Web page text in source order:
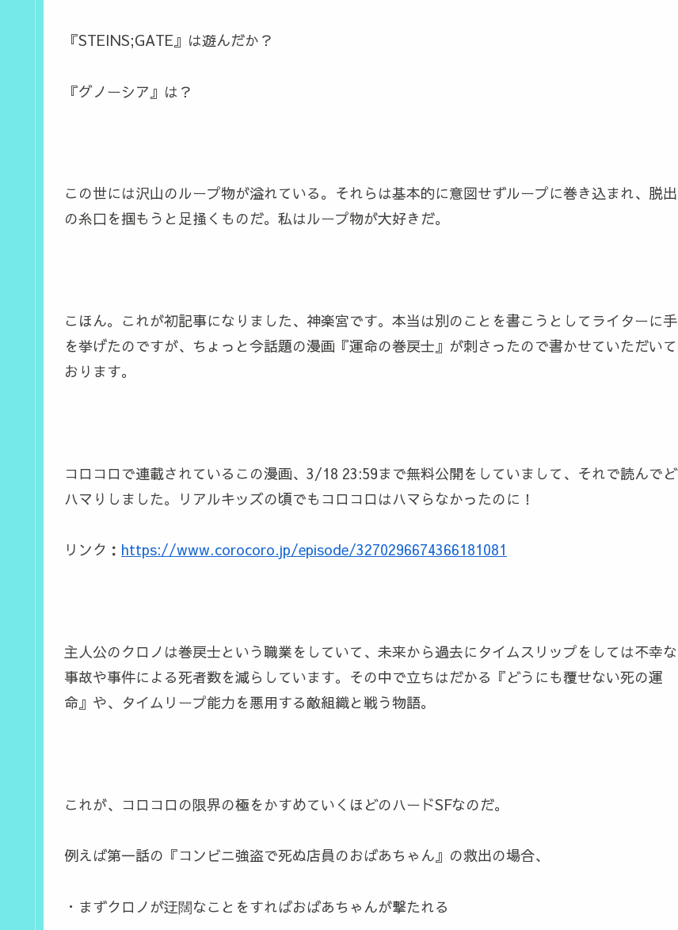
『STEINS;GATE』は遊んだか？
『グノーシア』は？
この世には沢山のループ物が溢れている。それらは基本的に意図せずループに巻き込まれ、脱出
の糸口を掴もうと足掻くものだ。私はループ物が大好きだ。
こほん。これが初記事になりました、神楽宮です。本当は別のことを書こうとしてライターに手
を挙げたのですが、ちょっと今話題の漫画『運命の巻戻士』が刺さったので書かせていただいて
おります。
コロコロで連載されているこの漫画、3/18 23:59まで無料公開をしていまして、それで読んでど
ハマりしました。リアルキッズの頃でもコロコロはハマらなかったのに！
リンク： https://www.corocoro.jp/episode/3270296674366181081
主人公のクロノは巻戻士という職業をしていて、未来から過去にタイムスリップをしては不幸な
事故や事件による死者数を減らしています。その中で立ちはだかる『どうにも覆せない死の運
命』や、タイムリープ能力を悪用する敵組織と戦う物語。
これが、コロコロの限界の極をかすめていくほどのハードSFなのだ。
例えば第一話の『コンビニ強盗で死ぬ店員のおばあちゃん』の救出の場合、
・まずクロノが迂闊なことをすればおばあちゃんが撃たれる